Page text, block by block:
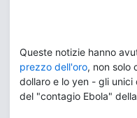
Queste notizie hanno
prezzo dell'oro, non solo
dollaro e lo yen - gli
del "contagio Ebola"